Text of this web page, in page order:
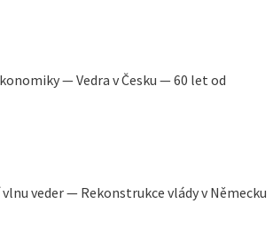
— Vedra v Česku — 60 let od
veder — Rekonstrukce vlády v Německu